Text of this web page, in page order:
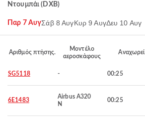
Ντουμπάι (DXB)
Παρ 7 ΑυγΣάβ 8 ΑυγΚυρ 9 ΑυγΔευ 10 Αυγ
Αριθμός πτήσης.
Μοντέλο
αεροσκάφους
Αναχωρεί
SG5118 - 00:25
6E1483
Airbus A320
N
00:25